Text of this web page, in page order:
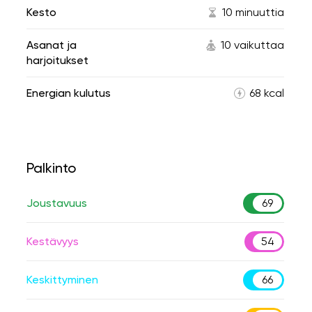
Kesto 10 minuuttia
Asanat ja
harjoitukset
10 vaikuttaa
Energian kulutus 68 kcal
Palkinto
Joustavuus 69
Kestävyys 54
Keskittyminen 66